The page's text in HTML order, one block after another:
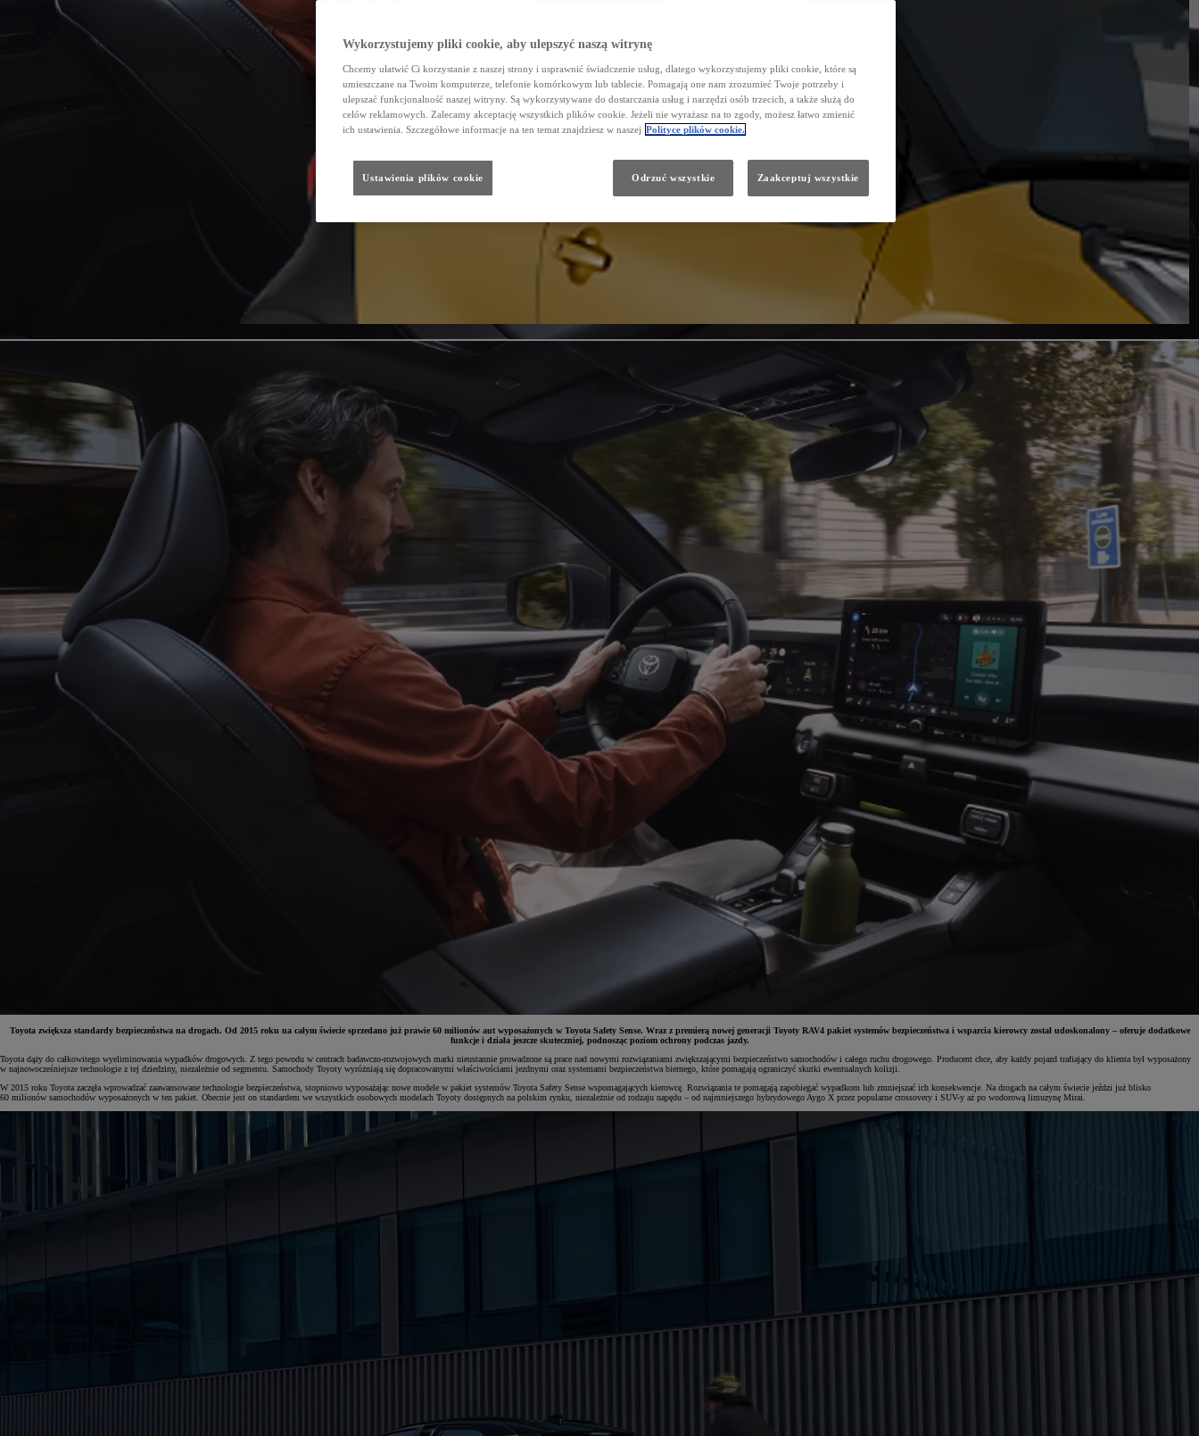
Yaris Cross
HYBRID
Toyota zwiększa standardy bezpieczeństwa na drogach. Od 2015 roku na całym świecie sprzedano już prawie 60 milionów aut wyposażonych w Toyota Safety Sense. Wraz z premierą nowej generacji Toyoty RAV4 pakiet systemów bezpieczeństwa i wsparcia kierowcy został udoskonalony – oferuje dodatkowe
funkcje i działa jeszcze skuteczniej, podnosząc poziom ochrony podczas jazdy.
Toyota dąży do całkowitego wyeliminowania wypadków drogowych. Z tego powodu w centrach badawczo-rozwojowych marki nieustannie prowadzone są prace nad nowymi rozwiązaniami zwiększającymi bezpieczeństwo samochodów i całego ruchu drogowego. Producent chce, aby każdy pojazd trafiający do klienta był wyposażony
w najnowocześniejsze technologie z tej dziedziny, niezależnie od segmentu. Samochody Toyoty wyróżniają się dopracowanymi właściwościami jezdnymi oraz systemami bezpieczeństwa biernego, które pomagają ograniczyć skutki ewentualnych kolizji.
W 2015 roku Toyota zaczęła wprowadzać zaawansowane technologie bezpieczeństwa, stopniowo wyposażając nowe modele w pakiet systemów Toyota Safety Sense wspomagających kierowcę. Rozwiązania te pomagają zapobiegać wypadkom lub zmniejszać ich konsekwencje. Na drogach na całym świecie jeździ już blisko
60 milionów samochodów wyposażonych w ten pakiet. Obecnie jest on standardem we wszystkich osobowych modelach Toyoty dostępnych na polskim rynku, niezależnie od rodzaju napędu – od najmniejszego hybrydowego Aygo X przez popularne crossovery i SUV-y aż po wodorową limuzynę Mirai.
Wykorzystujemy pliki cookie, aby ulepszyć naszą witrynę
Chcemy ułatwić Ci korzystanie z naszej strony i usprawnić świadczenie usług, dlatego wykorzystujemy pliki cookie, które są
umieszczane na Twoim komputerze, telefonie komórkowym lub tablecie. Pomagają one nam zrozumieć Twoje potrzeby i
ulepszać funkcjonalność naszej witryny. Są wykorzystywane do dostarczania usług i narzędzi osób trzecich, a także służą do
celów reklamowych. Zalecamy akceptację wszystkich plików cookie. Jeżeli nie wyrażasz na to zgody, możesz łatwo zmienić
ich ustawienia. Szczegółowe informacje na ten temat znajdziesz w naszej Polityce plików cookie.
Ustawienia plików cookie Odrzuć wszystkie Zaakceptuj wszystkie